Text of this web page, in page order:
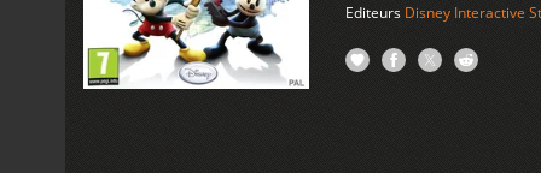
Editeurs Disney Interactive